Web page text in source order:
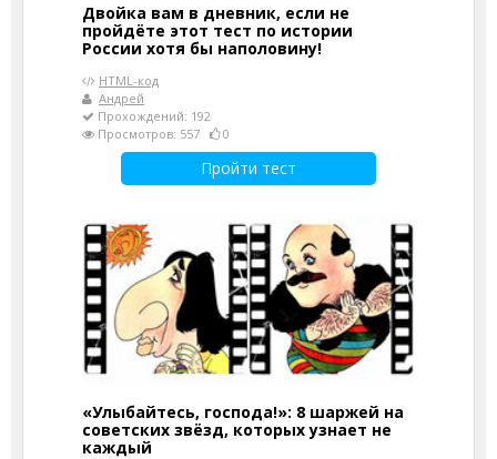
Двойка вам в дневник, если не
пройдёте этот тест по истории
России хотя бы наполовину!
HTML-код
Андрей
Прохождений: 192
Просмотров: 557
0
Пройти тест
«Улыбайтесь, господа!»: 8 шаржей на
советских звёзд, которых узнает не
каждый